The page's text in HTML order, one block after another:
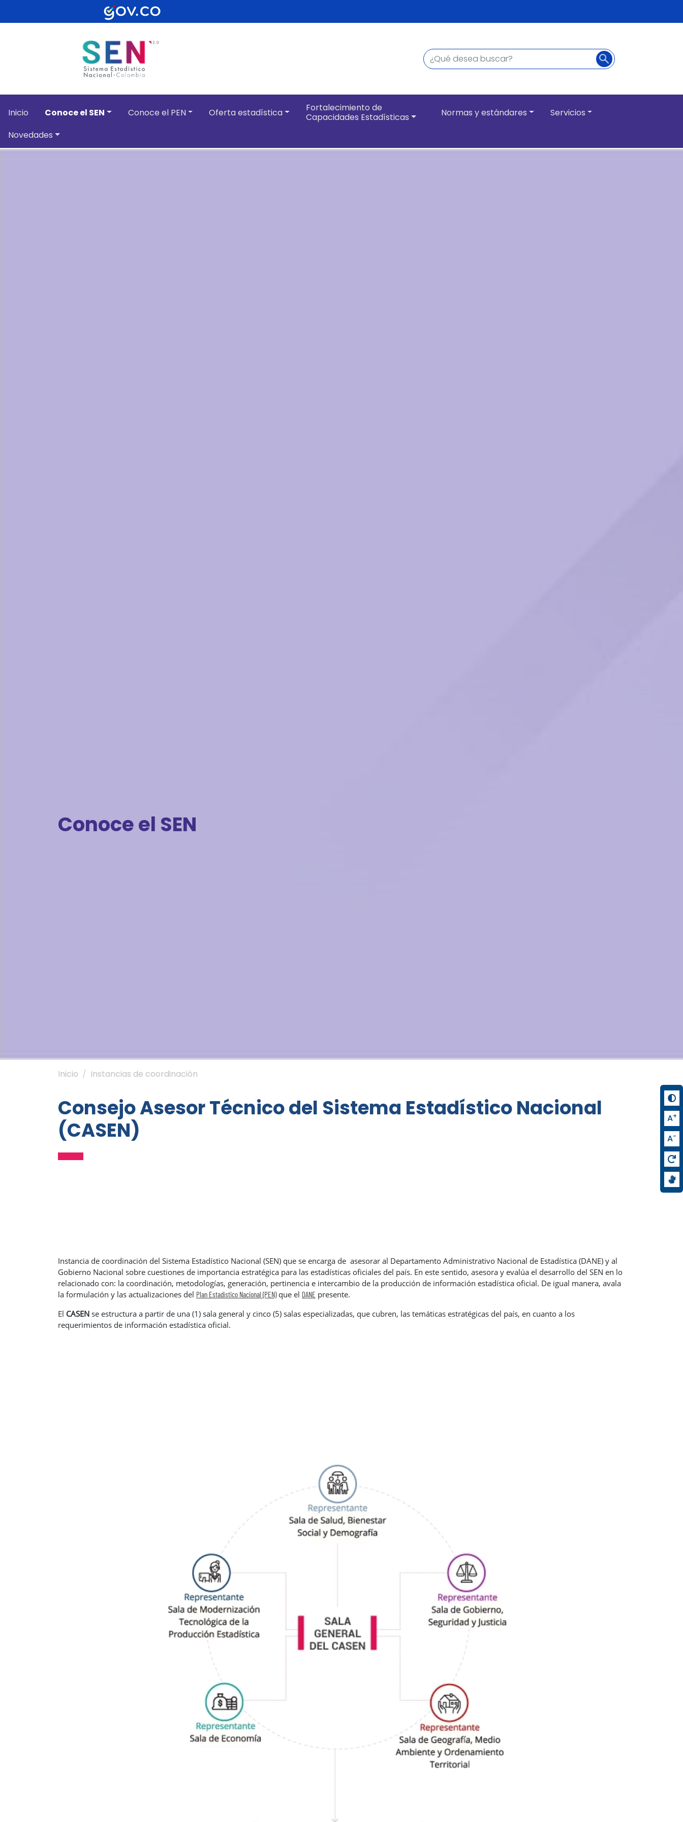
Pasar al contenido principal
Buscar Buscar
Navegación principal
Inicio Conoce el SEN Conoce el PEN Oferta estadística
Fortalecimiento de
Capacidades Estadísticas
Normas y estándares
Servicios
Novedades
Conoce el SEN
Inicio Instancias de coordinación
Consejo Asesor Técnico del Sistema Estadístico Nacional
(CASEN)
Instancia de coordinación del Sistema Estadístico Nacional (SEN) que se encarga de asesorar al Departamento Administrativo Nacional de Estadística (DANE) y al
Gobierno Nacional sobre cuestiones de importancia estratégica para las estadísticas oficiales del país. En este sentido, asesora y evalúa el desarrollo del SEN en lo
relacionado con: la coordinación, metodologías, generación, pertinencia e intercambio de la producción de información estadística oficial. De igual manera, avala
la formulación y las actualizaciones del Plan Estadístico Nacional (PEN)que el DANE presente.
El CASEN se estructura a partir de una (1) sala general y cinco (5) salas especializadas, que cubren, las temáticas estratégicas del país, en cuanto a los
requerimientos de información estadística oficial.
A+
A-